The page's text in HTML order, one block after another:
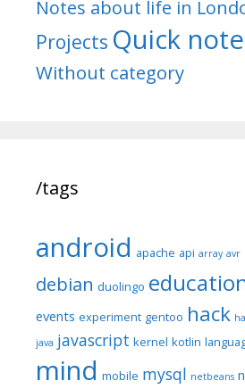
Notes about life in
Projects Quick
Without category
/tags
android apache api array avr
debian duolingo
events experiment gentoo hack
java javascript kernel kotlin
mind mobile mysql netbeans